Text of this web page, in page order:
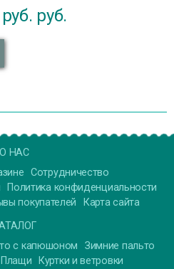
руб.
О НАС
Сотрудничество
Политика конфиденциальности
покупателей
Карта сайта
с капюшоном
Зимние пальто
Плащи
Куртки и ветровки